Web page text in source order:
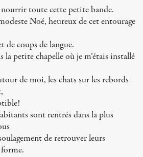
nourrir toute cette petite bande.
Noé, heureux de cet entourage
de coups de langue.
la petite chapelle où je m’étais installé
de moi, les chats sur les rebords
sont rentrés dans la plus
de retrouver leurs